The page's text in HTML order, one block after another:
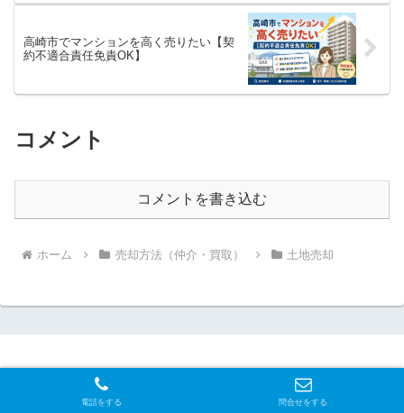
高崎市でマンションを高く売りたい【契
約不適合責任免責OK】
コメント
コメントを書き込む
ホーム 売却方法（仲介・買取） 土地売却
電話をする 問合せをする